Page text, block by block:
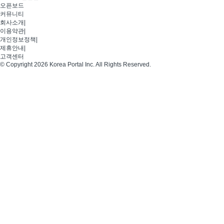
오픈보드
커뮤니티
회사소개
이용약관
개인정보정책
제휴안내
고객센터
© Copyright 2026 Korea Portal Inc. All Rights Reserved.